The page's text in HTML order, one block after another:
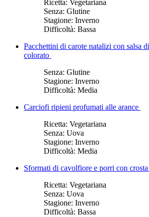
Ricetta: Vegetariana
Senza: Glutine
Stagione: Inverno
Difficoltà: Bassa
Pacchettini di carote natalizi con salsa
colorato
Senza: Glutine
Stagione: Inverno
Difficoltà: Media
Carciofi ripieni profumati alle arance
Ricetta: Vegetariana
Senza: Uova
Stagione: Inverno
Difficoltà: Media
Sformati di cavolfiore e porri con
Ricetta: Vegetariana
Senza: Uova
Stagione: Inverno
Difficoltà: Bassa